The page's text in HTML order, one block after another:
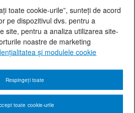
toate cookie-urile”, sunteți de acord
pe dispozitivul dvs. pentru a
site, pentru a analiza utilizarea site-
noastre de marketing
și modulele cookie
Respingeți toate
toate cookie-urile